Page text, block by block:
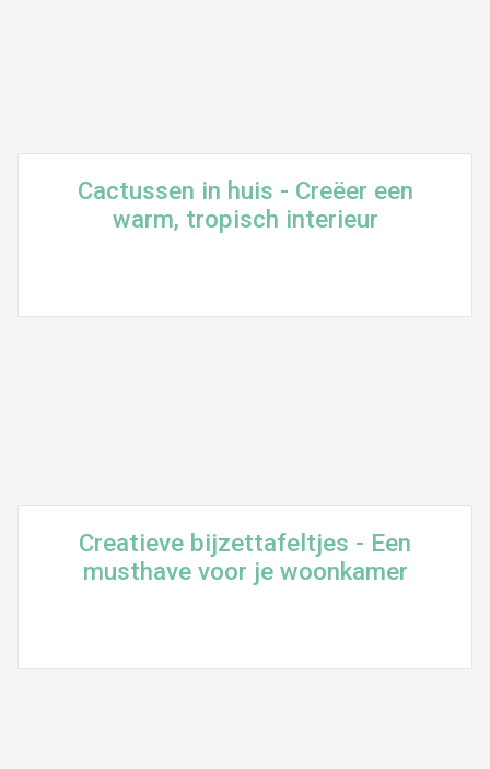
Cactussen in huis - Creëer een
warm, tropisch interieur
Creatieve bijzettafeltjes - Een
musthave voor je woonkamer